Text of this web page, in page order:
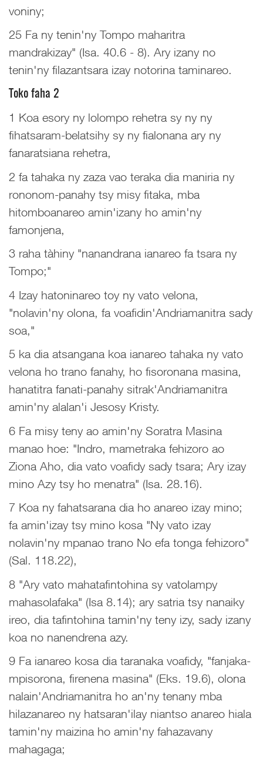
voniny;
25 Fa ny tenin'ny Tompo maharitra
mandrakizay" (Isa. 40.6 - 8). Ary izany no
tenin'ny filazantsara izay notorina taminareo.
Toko faha 2
1 Koa esory ny lolompo rehetra sy ny ny
fihatsaram-belatsihy sy ny fialonana ary ny
fanaratsiana rehetra,
2 fa tahaka ny zaza vao teraka dia maniria ny
rononom-panahy tsy misy fitaka, mba
hitomboanareo amin'izany ho amin'ny
famonjena,
3 raha tàhiny "nanandrana ianareo fa tsara ny
Tompo;"
4 Izay hatoninareo toy ny vato velona,
"nolavin'ny olona, fa voafidin'Andriamanitra sady
soa,"
5 ka dia atsangana koa ianareo tahaka ny vato
velona ho trano fanahy, ho fisoronana masina,
hanatitra fanati-panahy sitrak'Andriamanitra
amin'ny alalan'i Jesosy Kristy.
6 Fa misy teny ao amin'ny Soratra Masina
manao hoe: "Indro, mametraka fehizoro ao
Ziona Aho, dia vato voafidy sady tsara; Ary izay
mino Azy tsy ho menatra" (Isa. 28.16).
7 Koa ny fahatsarana dia ho anareo izay mino;
fa amin'izay tsy mino kosa "Ny vato izay
nolavin'ny mpanao trano No efa tonga fehizoro"
(Sal. 118.22),
8 "Ary vato mahatafintohina sy vatolampy
mahasolafaka" (Isa 8.14); ary satria tsy nanaiky
ireo, dia tafintohina tamin'ny teny izy, sady izany
koa no nanendrena azy.
9 Fa ianareo kosa dia taranaka voafidy, "fanjaka-
mpisorona, firenena masina" (Eks. 19.6), olona
nalain'Andriamanitra ho an'ny tenany mba
hilazanareo ny hatsaran'ilay niantso anareo hiala
tamin'ny maizina ho amin'ny fahazavany
mahagaga;